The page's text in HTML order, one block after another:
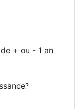
+ ou - 1 an